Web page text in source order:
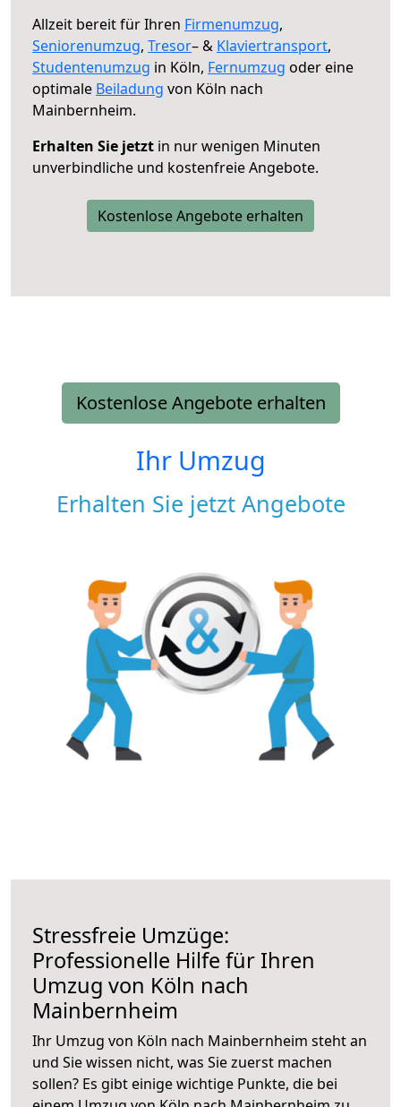
Allzeit bereit für Ihren Firmenumzug,
Seniorenumzug, Tresor– & Klaviertransport,
Studentenumzug in Köln, Fernumzug oder eine
optimale Beiladung von Köln nach
Mainbernheim.
Erhalten Sie jetzt in nur wenigen Minuten
unverbindliche und kostenfreie Angebote.
Kostenlose Angebote erhalten
Kostenlose Angebote erhalten
Ihr Umzug
Erhalten Sie jetzt Angebote
Stressfreie Umzüge:
Professionelle Hilfe für Ihren
Umzug von Köln nach
Mainbernheim
Ihr Umzug von Köln nach Mainbernheim steht an
und Sie wissen nicht, was Sie zuerst machen
sollen? Es gibt einige wichtige Punkte, die bei